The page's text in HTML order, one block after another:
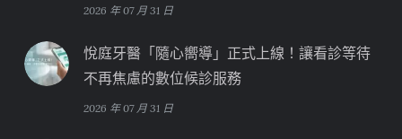
2026 年 07 月 31 日
悅庭牙醫「隨心嚮導」正式上線！讓看診等待
不再焦慮的數位候診服務
2026 年 07 月 31 日